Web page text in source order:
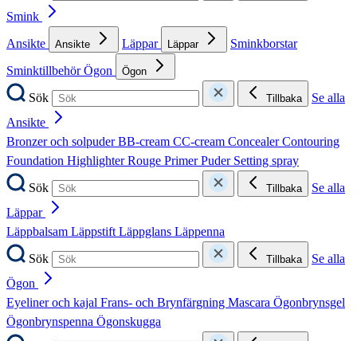
Smink
Ansikte
Ansikte Läppar Läppar
Sminkborstar
SminktillbehörÖgon Ögon
Sök Tillbaka
Se alla
Ansikte
Bronzer och solpuderBB-cream CC-cream ConcealerContouring
Foundation HighlighterRouge PrimerPuder Setting spray
Sök
Tillbaka
Se alla
Läppar
Läppbalsam LäppstiftLäppglans Läppenna
Sök
Tillbaka
Se alla
Ögon
Eyeliner och kajal Frans- och Brynfärgning Mascara Ögonbrynsgel
Ögonbrynspenna Ögonskugga